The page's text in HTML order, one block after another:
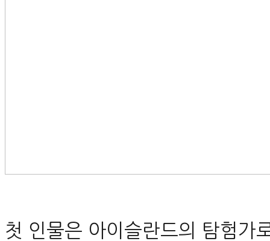
첫 인물은 아이슬란드의 탐험